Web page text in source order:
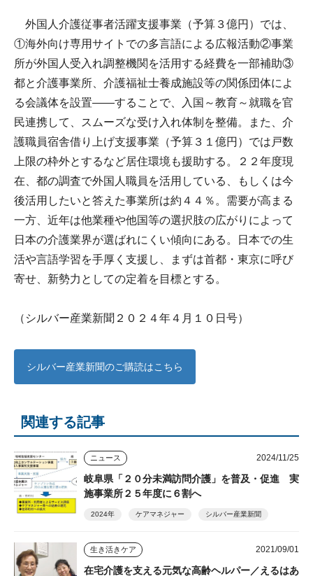
外国人介護従事者活躍支援事業（予算３億円）では、
①海外向け専用サイトでの多言語による広報活動②事業
所が外国人受入れ調整機関を活用する経費を一部補助③
都と介護事業所、介護福祉士養成施設等の関係団体によ
る会議体を設置――することで、入国～教育～就職を官
民連携して、スムーズな受け入れ体制を整備。また、介
護職員宿舎借り上げ支援事業（予算３１億円）では戸数
上限の枠外とするなど居住環境も援助する。２２年度現
在、都の調査で外国人職員を活用している、もしくは今
後活用したいと答えた事業所は約４４％。需要が高まる
一方、近年は他業種や他国等の選択肢の広がりによって
日本の介護業界が選ばれにくい傾向にある。日本での生
活や言語学習を手厚く支援し、まずは首都・東京に呼び
寄せ、新勢力としての定着を目標とする。
（シルバー産業新聞２０２４年４月１０日号）
シルバー産業新聞のご購読はこちら
関連する記事
ニュース 2024/11/25
岐阜県「２０分未満訪問介護」を普及・促進 実
施事業所２５年度に６割へ
2024年 ケアマネジャー シルバー産業新聞
生き活きケア 2021/09/01
在宅介護を支える元気な高齢ヘルパー／えるはあ